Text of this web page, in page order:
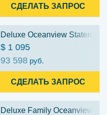
СДЕЛАТЬ ЗАПРОС
Deluxe Oceanview
$ 1 095
93 598 руб.
СДЕЛАТЬ ЗАПРОС
Deluxe Family Oceanview